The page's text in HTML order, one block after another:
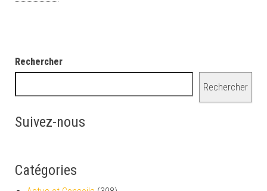
Rechercher
Rechercher
Suivez-nous
Catégories